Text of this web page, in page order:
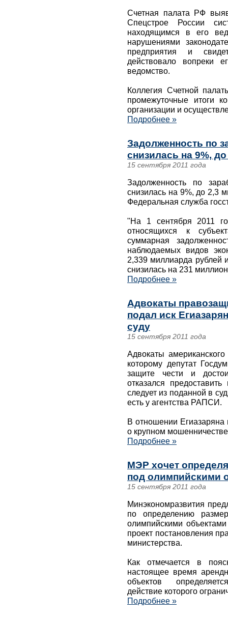
Счетная палата РФ
Спецстрое России
находящимся в его
нарушениями
предприятия и
действовало вопреки
ведомство.
Коллегия Счетной
промежуточные итоги
организации и
Подробнее »
Задолженность по
снизилась на 9%,
15 сентября 2011 года
Задолженность по
снизилась на 9%, до 2,3
Федеральная служба
"На 1 сентября 2011
относящихся к
суммарная
наблюдаемых видов
2,339 миллиарда рублей
снизилась на 231
Подробнее »
Адвокаты
подал иск
суду
15 сентября 2011 года
Адвокаты
которому депутат
защите чести и
отказался
следует из поданной в
есть у агентства РАПСИ.
В отношении Егиазаряна
о крупном
Подробнее »
МЭР хочет
под олимпийскими
15 сентября 2011 года
Минэкономразвития
по определению
олимпийскими
проект постановления
министерства.
Как отмечается в
настоящее время
объектов
действие которого
Подробнее »